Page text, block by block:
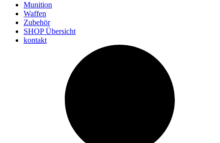
Munition
Waffen
Zubehör
SHOP Übersicht
kontakt